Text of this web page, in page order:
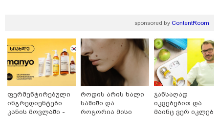
გაცვლის პროცესის შესახებ გაკეთებულ
განცხადებასთან დაკავშირებით - პროკურატურის
განცხადება
sponsored by ContentRoom
ფერმენტირებული
ინგრედიენტები
კანის მოვლაში -
როდის არის ხალი
საშიში და
როგორია მისი
ჯანსაღად
იკვებებით და
მაინც ვერ იკლებთ